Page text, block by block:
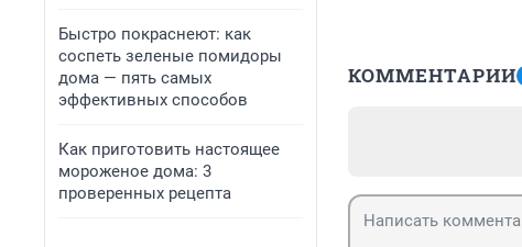
Быстро покраснеют: как
соспеть зеленые помидоры
дома — пять самых
эффективных способов
Как приготовить настоящее
мороженое дома: 3
проверенных рецепта
КОММЕНТАРИИ